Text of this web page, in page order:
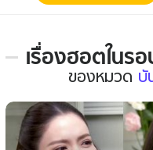
ฮาวทู
เรื่องฮอตในร
เรื่อง
ใน
รอบ
สัปดาห์
ของ
ของหมวด บั